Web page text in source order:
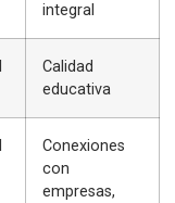
integral
Calidad
educativa
Conexiones
con
empresas,